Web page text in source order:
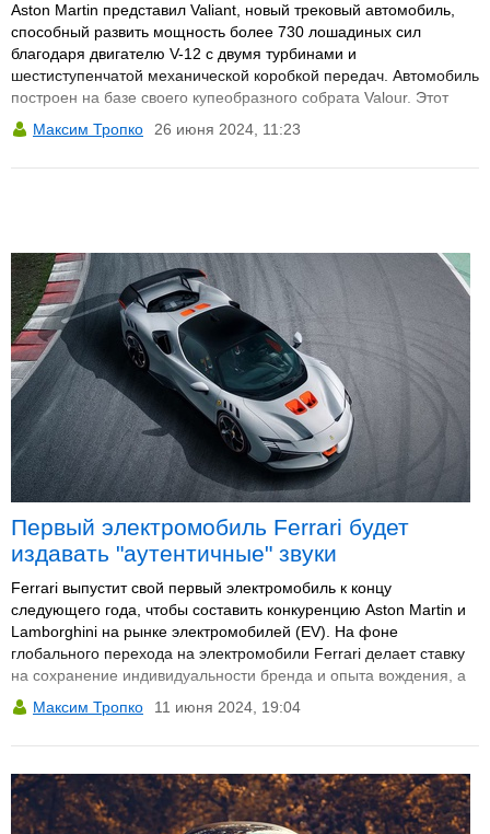
Aston Martin представил Valiant, новый трековый автомобиль,
способный развить мощность более 730 лошадиных сил
благодаря двигателю V-12 с двумя турбинами и
шестиступенчатой механической коробкой передач. Автомобиль
построен на базе своего купеобразного собрата Valour. Этот
запуск знаменует собой важный момент для энтузиастов,
стремящихся к высокой производительности в сочетании с
Максим Тропко 26 июня 2024, 11:23
Первый электромобиль Ferrari будет
издавать "аутентичные" звуки
Ferrari выпустит свой первый электромобиль к концу
следующего года, чтобы составить конкуренцию Aston Martin и
Lamborghini на рынке электромобилей (EV). На фоне
глобального перехода на электромобили Ferrari делает ставку
на сохранение индивидуальности бренда и опыта вождения, а
не концентрируется исключительно на скорости.
Максим Тропко 11 июня 2024, 19:04